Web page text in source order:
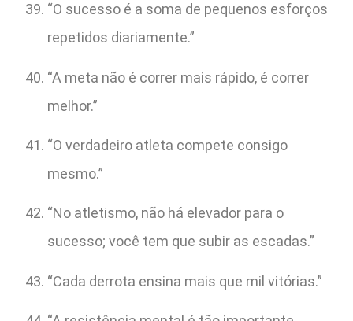
“O sucesso é a soma de pequenos esforços
repetidos diariamente.”
“A meta não é correr mais rápido, é correr
melhor.”
“O verdadeiro atleta compete consigo
mesmo.”
“No atletismo, não há elevador para o
sucesso; você tem que subir as escadas.”
“Cada derrota ensina mais que mil vitórias.”